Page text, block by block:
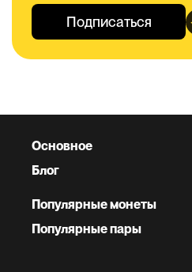
Подписаться
Основное
Блог
Популярные монеты
Популярные пары